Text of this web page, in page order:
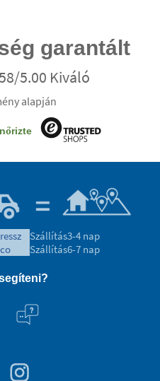
garantált
5.00 Kiváló
alapján
eco
Szállítás3-4 nap
Szállítás6-7 nap